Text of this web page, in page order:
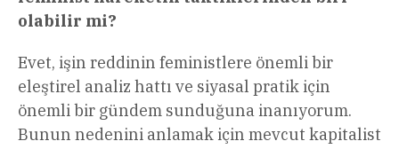
olabilir mi?
Evet, işin reddinin feministlere önemli bir
eleştirel analiz hattı ve siyasal pratik için
önemli bir gündem sunduğuna inanıyorum.
Bunun nedenini anlamak için mevcut kapitalist